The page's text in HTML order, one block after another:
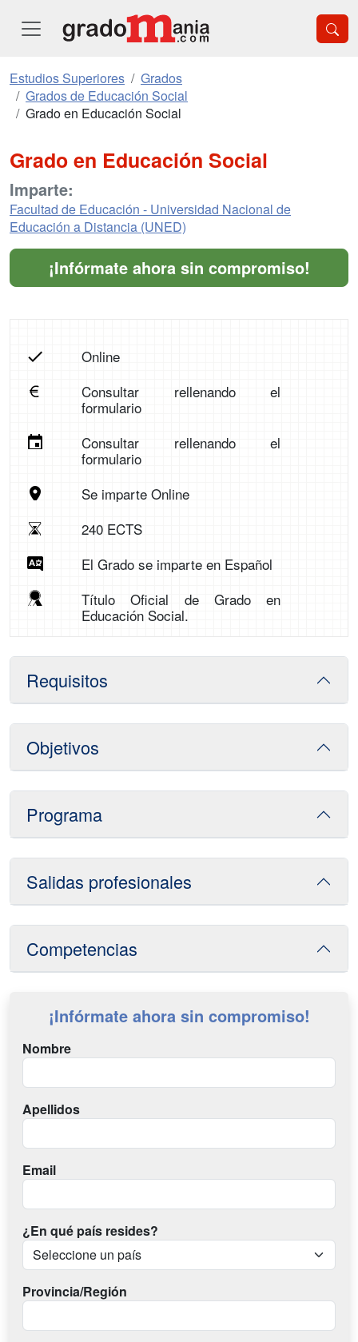
Estudios Superiores
Grados
Grados de Educación Social
Grado en Educación Social
Grado en Educación Social
Imparte:
Facultad de Educación - Universidad Nacional de
Educación a Distancia (UNED)
¡Infórmate ahora sin compromiso!
Online
Consultar rellenando el
formulario
Consultar rellenando el
formulario
Se imparte Online
240 ECTS
El Grado se imparte en Español
Título Oficial de Grado en
Educación Social.
Requisitos
Objetivos
Programa
Salidas profesionales
Competencias
¡Infórmate ahora sin compromiso!
Nombre
Apellidos
Email
¿En qué país resides?
Provincia/Región